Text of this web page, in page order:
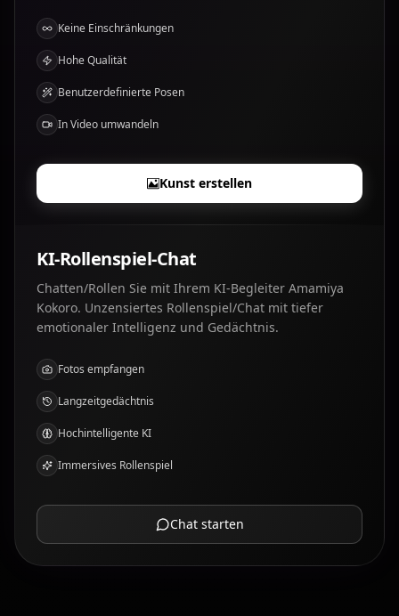
Keine Einschränkungen
Hohe Qualität
Benutzerdefinierte Posen
In Video umwandeln
Kunst erstellen
KI-Rollenspiel-Chat
Chatten/Rollen Sie mit Ihrem KI-Begleiter Amamiya
Kokoro. Unzensiertes Rollenspiel/Chat mit tiefer
emotionaler Intelligenz und Gedächtnis.
Fotos empfangen
Langzeitgedächtnis
Hochintelligente KI
Immersives Rollenspiel
Chat starten